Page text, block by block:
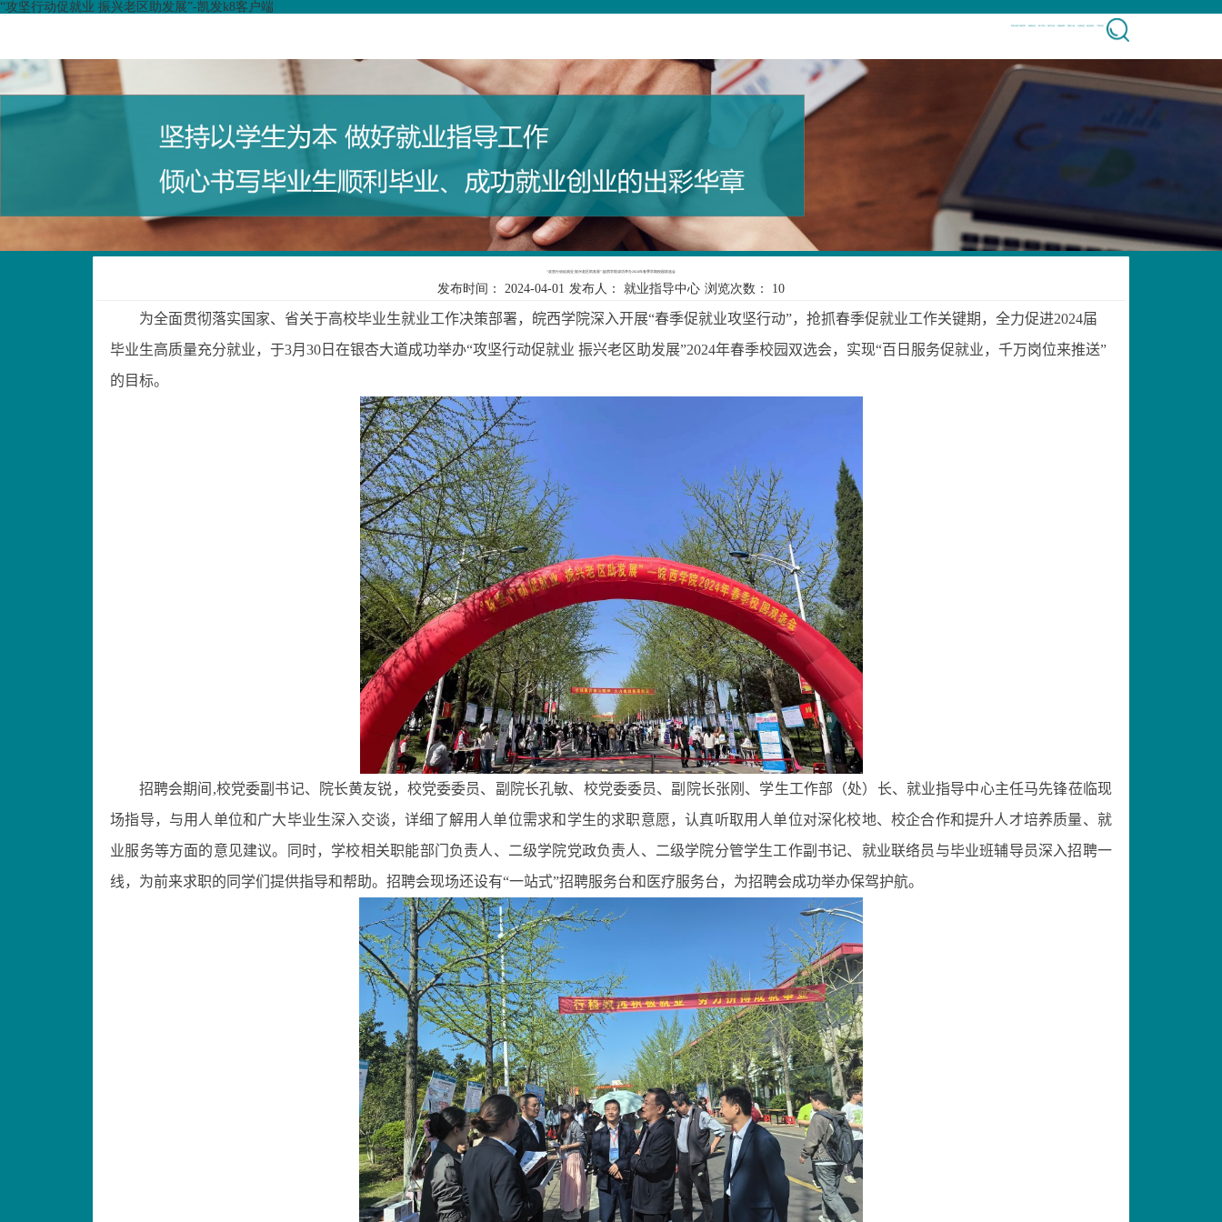
“攻坚行动促就业 振兴老区助发展”-凯发k8客户端
“攻坚行动促就业 振兴老区助发展”-皖西学院成功举办2024年春季学期校园双选会
发布时间： 2024-04-01 发布人： 就业指导中心 浏览次数： 10
为全面贯彻落实国家、省关于高校毕业生就业工作决策部署，皖西学院深入开展“春季促就业攻坚行动”， 抢抓春季促就业工作关键期，全力促进2024届
毕业生高质量充分就业， 于3月30 日在银杏大道成功举办“攻坚行动促就业 振兴老区助发展”2024年春季校园双选会，实现“百日服务促就业，千万岗位来推送”
的目标。
招聘会期间 ,校党委副书记、院长黄友锐，校党委委员、副院长孔敏、校党委委员、副院长张刚 、 学生工作部（处）长、就业指导中心主任马先锋莅临现
场指导， 与用人单位和广大毕业生深入交谈，详细了解用人单位需求和学生的求职意愿，认真听取用人单位对深化校地、 校企合作和提升人才培养质量、就
业服务等方面的意见建议。同时， 学校相关职能部门负责人、二级学院党政负责人、二级学院分管学生工作副书记、 就业联络员与毕业班辅导员深入招聘一
线，为前来求职的同学们提供指导和帮助。招聘会现场还设有“一站式”招聘服务台和医疗服务台，为招聘会成功举办保驾护航。